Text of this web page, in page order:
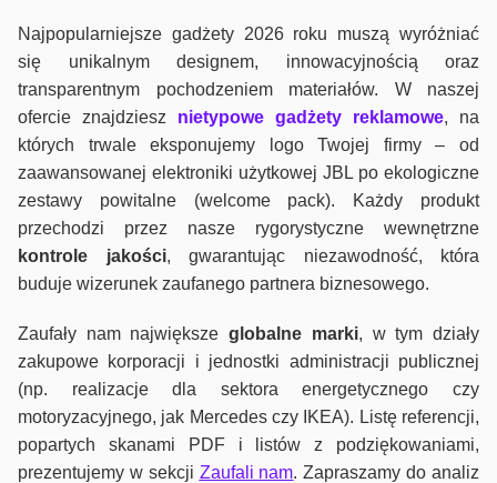
Najpopularniejsze gadżety 2026 roku muszą wyróżniać
się unikalnym designem, innowacyjnością oraz
transparentnym pochodzeniem materiałów. W naszej
ofercie znajdziesz nietypowe gadżety reklamowe, na
których trwale eksponujemy logo Twojej firmy – od
zaawansowanej elektroniki użytkowej JBL po ekologiczne
zestawy powitalne (welcome pack). Każdy produkt
przechodzi przez nasze rygorystyczne wewnętrzne
kontrole jakości, gwarantując niezawodność, która
buduje wizerunek zaufanego partnera biznesowego.
Zaufały nam największeglobalne marki, w tym działy
zakupowe korporacji i jednostki administracji publicznej
(np. realizacje dla sektora energetycznego czy
motoryzacyjnego, jak Mercedes czy IKEA). Listę referencji,
popartych skanami PDF i listów z podziękowaniami,
prezentujemy w sekcji Zaufali nam. Zapraszamy do analiz